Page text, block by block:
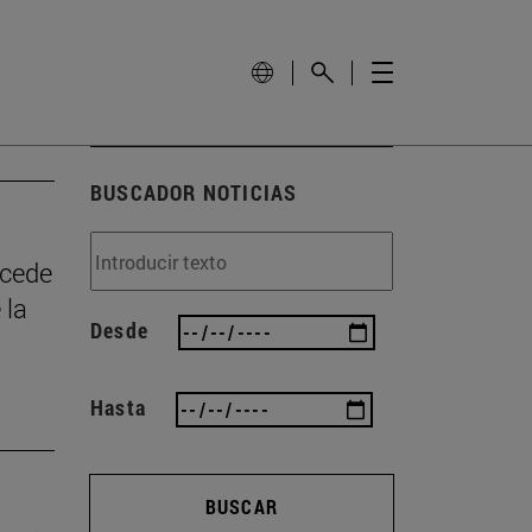
la
BUSCADOR NOTICIAS
Desde
Hasta
BUSCAR